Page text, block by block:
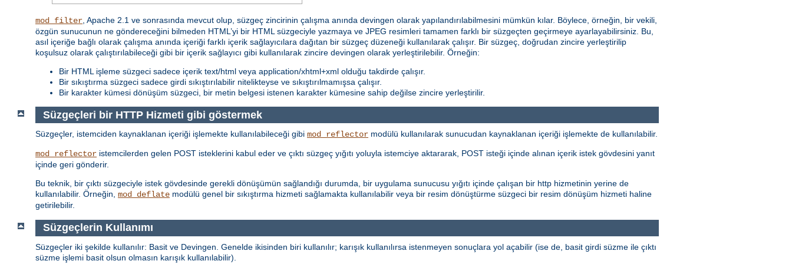
mod_filter , Apache 2.1 ve sonrasında mevcut olup, süzgeç zincirinin çalışma anında devingen olarak yapılandırılabilmesini mümkün kılar. Böylece, örneğin, bir vekili,
özgün sunucunun ne göndereceğini bilmeden HTML’yi bir HTML süzgeciyle yazmaya ve JPEG resimleri tamamen farklı bir süzgeçten geçirmeye ayarlayabilirsiniz. Bu,
asıl içeriğe bağlı olarak çalışma anında içeriği farklı içerik sağlayıcılara dağıtan bir süzgeç düzeneği kullanılarak çalışır. Bir süzgeç, doğrudan zincire yerleştirilip
koşulsuz olarak çalıştırılabileceği gibi bir içerik sağlayıcı gibi kullanılarak zincire devingen olarak yerleştirilebilir. Örneğin:
Bir HTML işleme süzgeci sadece içerik text/html veya application/xhtml+xml olduğu takdirde çalışır.
Bir sıkıştırma süzgeci sadece girdi sıkıştırılabilir nitelikteyse ve sıkıştırılmamışsa çalışır.
Bir karakter kümesi dönüşüm süzgeci, bir metin belgesi istenen karakter kümesine sahip değilse zincire yerleştirilir.
Süzgeçleri bir HTTP Hizmeti gibi göstermek
Süzgeçler, istemciden kaynaklanan içeriği işlemekte kullanılabileceği gibi mod_reflector modülü kullanılarak sunucudan kaynaklanan içeriği işlemekte de kullanılabilir.
mod_reflector istemcilerden gelen POST isteklerini kabul eder ve çıktı süzgeç yığıtı yoluyla istemciye aktararak, POST isteği içinde alınan içerik istek gövdesini yanıt
içinde geri gönderir.
Bu teknik, bir çıktı süzgeciyle istek gövdesinde gerekli dönüşümün sağlandığı durumda, bir uygulama sunucusu yığıtı içinde çalışan bir http hizmetinin yerine de
kullanılabilir. Örneğin, mod_deflate modülü genel bir sıkıştırma hizmeti sağlamakta kullanılabilir veya bir resim dönüştürme süzgeci bir resim dönüşüm hizmeti haline
getirilebilir.
Süzgeçlerin Kullanımı
Süzgeçler iki şekilde kullanılır: Basit ve Devingen. Genelde ikisinden biri kullanılır; karışık kullanılırsa istenmeyen sonuçlara yol açabilir (ise de, basit girdi süzme ile çıktı
süzme işlemi basit olsun olmasın karışık kullanılabilir).